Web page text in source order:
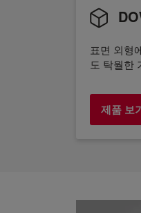
표면 외형
도 탁월한
제품 보